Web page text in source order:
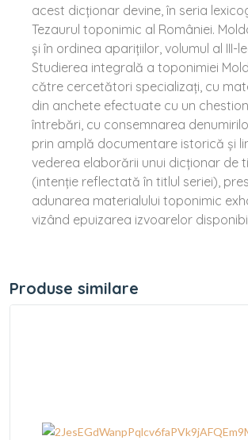
acest dicționar devine, în seria
Tezaurul toponimic al României.
și în ordinea aparițiilor, volumul al III-
Studierea integrală a toponimiei
către cercetători specializați, cu
din anchete efectuate cu un
întrebări, cu consemnarea
prin amplă documentare istorică și
vederea elaborării unui dicționar de
(intenție reflectată în titlul seriei),
adunarea materialului toponimic
vizând epuizarea izvoarelor
Produse similare